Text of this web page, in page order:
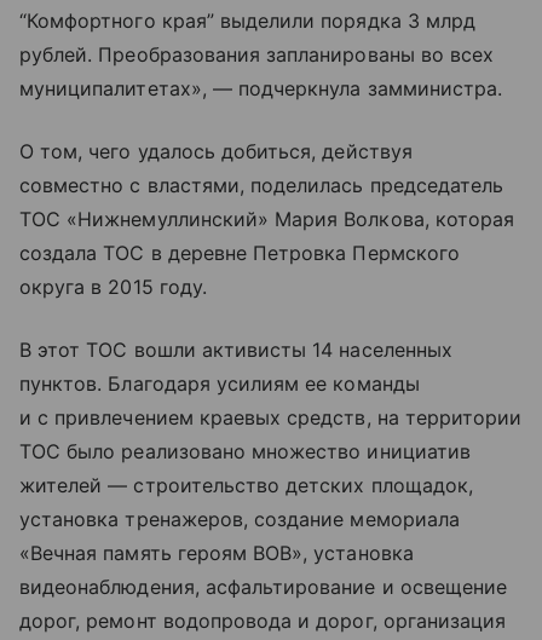
“Комфортного края” выделили порядка 3 млрд
рублей. Преобразования запланированы во всех
муниципалитетах», — подчеркнула замминистра.
О том, чего удалось добиться, действуя
совместно с властями, поделилась председатель
ТОС «Нижнемуллинский» Мария Волкова, которая
создала ТОС в деревне Петровка Пермского
округа в 2015 году.
В этот ТОС вошли активисты 14 населенных
пунктов. Благодаря усилиям ее команды
и с привлечением краевых средств, на территории
ТОС было реализовано множество инициатив
жителей — строительство детских площадок,
установка тренажеров, создание мемориала
«Вечная память героям ВОВ», установка
видеонаблюдения, асфальтирование и освещение
дорог, ремонт водопровода и дорог, организация